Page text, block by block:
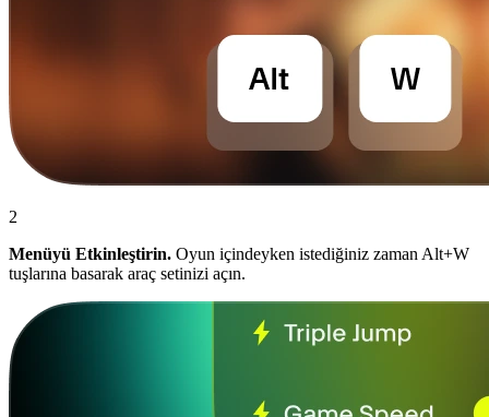
2
Menüyü Etkinleştirin. Oyun içindeyken istediğiniz zaman Alt+W
tuşlarına basarak araç setinizi açın.